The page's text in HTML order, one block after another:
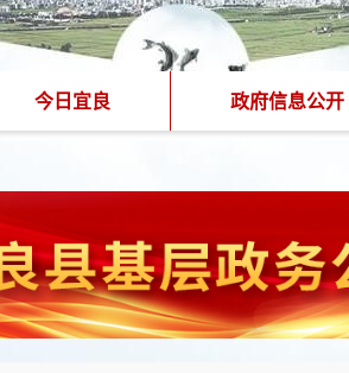
今日宜良 政府信息公开